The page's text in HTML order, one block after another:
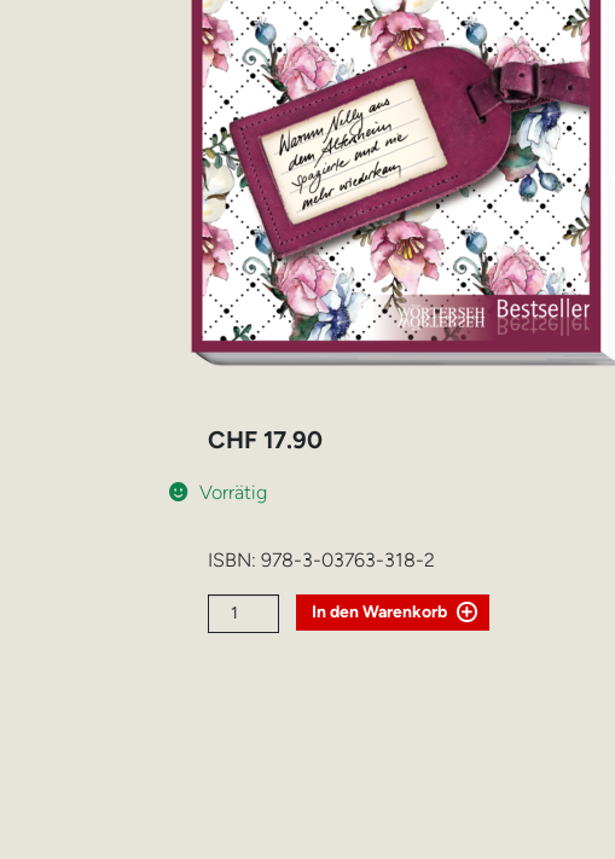
CHF 17.90
Vorrätig
ISBN:978-3-03763-318-2
heimelig
Menge
In den Warenkorb